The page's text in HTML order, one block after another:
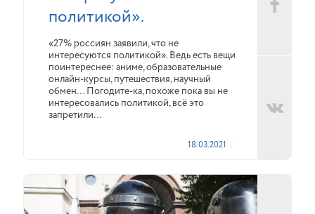
политикой».
«27% россиян заявили, что не
интересуются политикой». Ведь есть вещи
поинтереснее: аниме, образовательные
онлайн-курсы, путешествия, научный
обмен… Погодите-ка, похоже пока вы не
интересовались политикой, всё это
запретили…
18.03.2021